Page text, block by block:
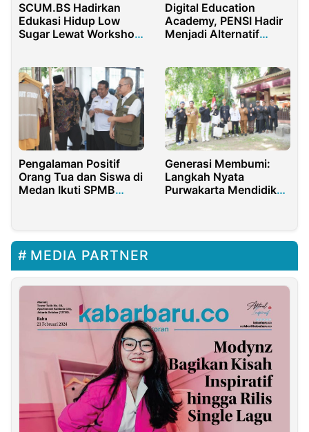
SCUM.BS Hadirkan
Edukasi Hidup Low
Sugar Lewat Workshop
Digital Education
Academy, PENSI Hadir
Menjadi Alternatif
Pengalaman Positif
Orang Tua dan Siswa di
Medan Ikuti SPMB
Generasi Membumi:
Langkah Nyata
Purwakarta Mendidik
MEDIA PARTNER